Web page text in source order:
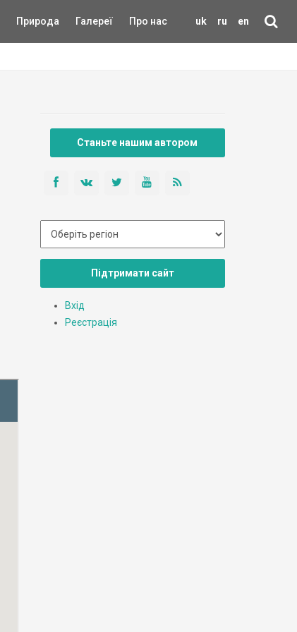
uk ru en
Природа Галереї Про нас
Станьте нашим автором
Підтримати сайт
Вхід
Реєстрація